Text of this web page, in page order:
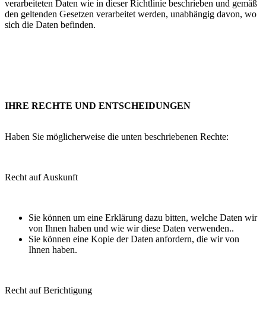
verarbeiteten Daten wie in dieser Richtlinie beschrieben und gemäß
den geltenden Gesetzen verarbeitet werden, unabhängig davon, wo
sich die Daten befinden.
IHRE RECHTE UND ENTSCHEIDUNGEN
Haben Sie möglicherweise die unten beschriebenen Rechte:
Recht auf Auskunft
Sie können um eine Erklärung dazu bitten, welche Daten wir
von Ihnen haben und wie wir diese Daten verwenden..
Sie können eine Kopie der Daten anfordern, die wir von
Ihnen haben.
Recht auf Berichtigung